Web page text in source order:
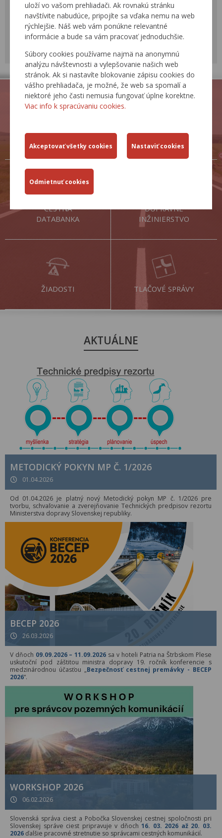
uloží vo vašom prehliadači. Ak rovnakú stránku
navštívite nabudúce, pripojíte sa vďaka nemu na web
rýchlejšie. Náš web vám ponúkne relevantné
informácie a bude sa vám pracovať jednoduchšie.
Súbory cookies používame najmä na anonymnú
analýzu návštevnosti a vylepšovanie našich web
stránok. Ak si nastavíte blokovanie zápisu cookies do
vášho prehliadača, je možné, že web sa spomalí a
niektoré jeho časti nemusia fungovať úplne korektne.
Viac info k spracúvaniu cookies.
BECEP
Cestársky deň
Cestná konferencia
Svetový cestný kongres
CESTNÁ
DATABANKA
DOPRAVNÉ
INŽINIERSTVO
ŽIADOSTI TLAČOVÉ SPRÁVY
AKTUÁLNE
METODICKÝ POKYN MP Č. 1/2026
01.04.2026
Od 01.04.2026 je platný nový Metodický pokyn MP č. 1/2026 pre
tvorbu, schvaľovanie a zverejňovanie Technických predpisov rezortu
Ministerstva dopravy Slovenskej republiky.
BECEP 2026
26.03.2026
V dňoch 09.09.2026 – 11.09.2026 sa v hoteli Patria na Štrbskom Plese
uskutoční pod záštitou ministra dopravy 19. ročník konferencie s
medzinárodnou účasťou „Bezpečnosť cestnej premávky - BECEP
2026“.
WORKSHOP 2026
06.02.2026
Slovenská správa ciest a Pobočka Slovenskej cestnej spoločnosti pri
Slovenskej správe ciest pripravuje v dňoch16. 03. 2026 až 20. 03.
2026ďalšie pracovné stretnutie so správcami cestných komunikácií.